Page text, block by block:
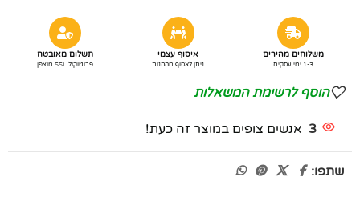
משלוחים מהירים
1-3 ימי עסקים
איסוף עצמי
ניתן לאסוף מהחנות
תשלום מאובטח
פרוטוקול SSL מוצפן
הוסף לרשימת המשאלות
3 אנשים צופים במוצר זה כעת!
שתפו: